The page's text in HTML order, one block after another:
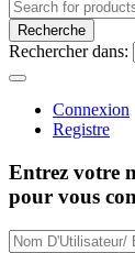
Recherche
Rechercher dans:
Connexion
Registre
Entrez votre
pour vous